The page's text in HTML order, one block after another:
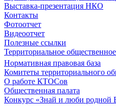
Выставка-презентация НКО
Контакты
Фотоотчет
Видеоотчет
Полезные ссылки
Территориальное
Нормативная правовая база
Комитеты территориального
О работе КТОСов
Общественная палата
Конкурс «Знай и люби родной